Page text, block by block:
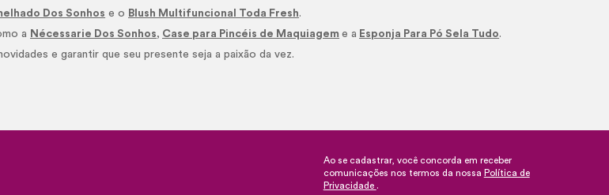
Dos Sonhos e o Blush Multifuncional Toda Fresh.
a Nécessarie Dos Sonhos, Case para Pincéis de Maquiagem e a Esponja Para Pó Sela Tudo.
e garantir que seu presente seja a paixão da vez.
Ao se cadastrar, você concorda em receber
comunicações nos termos da nossa Política de
Privacidade .